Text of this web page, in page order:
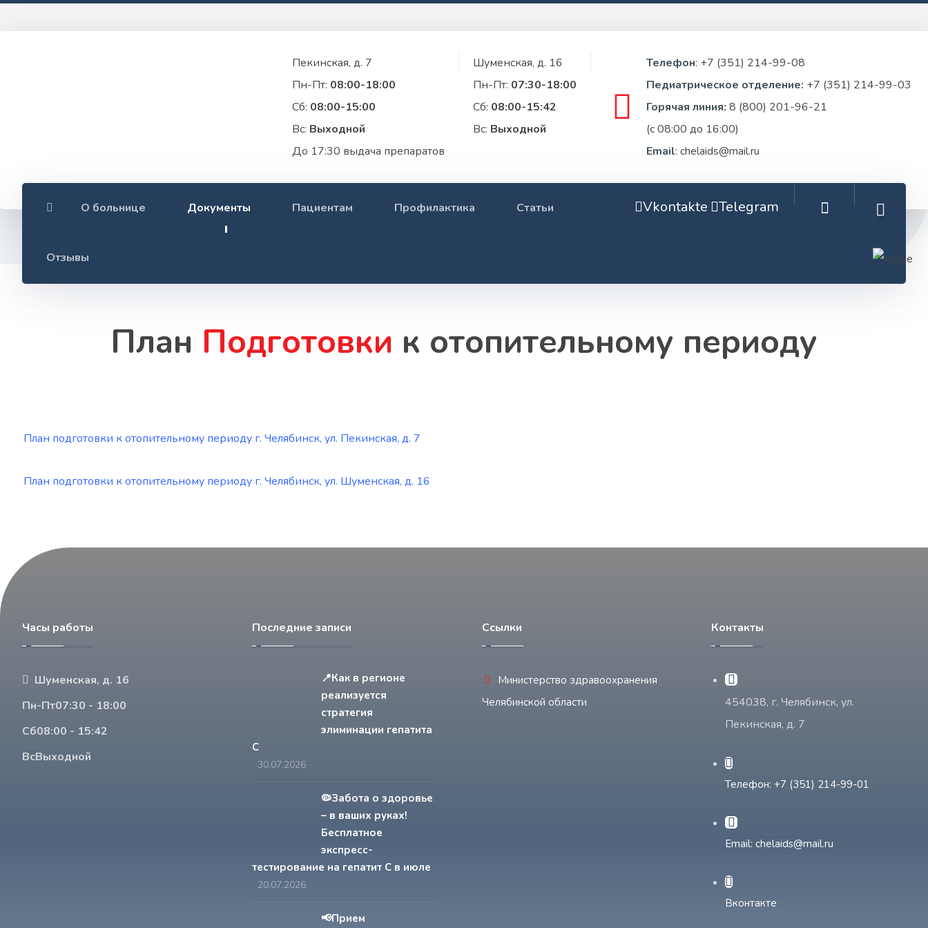
Телефон: +7 (351) 214-99-08
Педиатрическое отделение: +7 (351) 214-99-03
Горячая линия: 8 (800) 201-96-21
(c 08:00 до 16:00)
Email: chelaids@mail.ru
Шуменская, д. 16
Пн-Пт: 07:30-18:00
Сб: 08:00-15:42
Вс: Выходной
Пекинская, д. 7
Пн-Пт: 08:00-18:00
Сб: 08:00-15:00
Вс: Выходной
До 17:30 выдача препаратов
О больнице Документы Пациентам Профилактика Статьи
Отзывы
Vkontakte Telegram
План Подготовки к отопительному периоду
План подготовки к отопительному периоду г. Челябинск, ул. Пекинская, д. 7
План подготовки к отопительному периоду г. Челябинск, ул. Шуменская, д. 16
Часы работы
Шуменская, д. 16
Пн-Пт07:30 - 18:00
Сб08:00 - 15:42
ВсВыходной
Последние записи
📍Как в регионе
реализуется
стратегия
элиминации гепатита
С
30.07.2026
🦠Забота о здоровье
– в ваших руках!
Бесплатное
экспресс-
тестирование на гепатит С в июле
20.07.2026
📢Прием
Ссылки
Министерство здравоохранения
Челябинской области
Контакты
454038, г. Челябинск, ул.
Пекинская, д. 7
Телефон: +7 (351) 214-99-01
Email: chelaids@mail.ru
Вконтакте